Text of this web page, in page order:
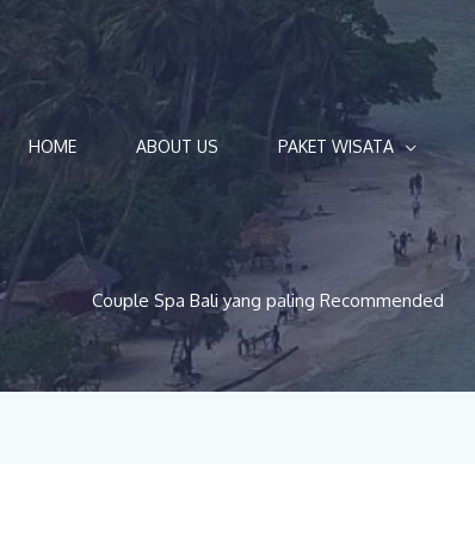
HOME ABOUT US PAKET WISATA
Couple Spa Bali yang paling Recommended